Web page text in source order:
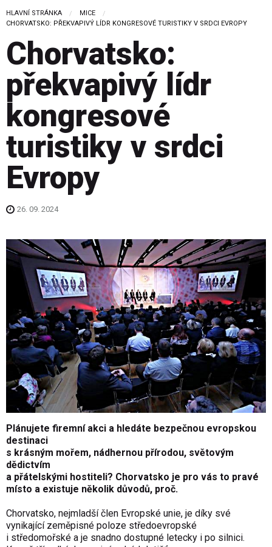
HLAVNÍ STRÁNKA
MICE
CURRENT:
CHORVATSKO: PŘEKVAPIVÝ LÍDR KONGRESOVÉ TURISTIKY V SRDCI EVROPY
Chorvatsko:
překvapivý lídr
kongresové
turistiky v srdci
Evropy
26. 09. 2024
Plánujete firemní akci a hledáte bezpečnou evropskou
destinaci
s krásným mořem, nádhernou přírodou, světovým
dědictvím
a přátelskými hostiteli? Chorvatsko je pro vás to pravé
místo a existuje několik důvodů, proč.
Chorvatsko, nejmladší člen Evropské unie, je díky své
vynikající zeměpisné poloze středoevropské
i středomořské a je snadno dostupné letecky i po silnici.